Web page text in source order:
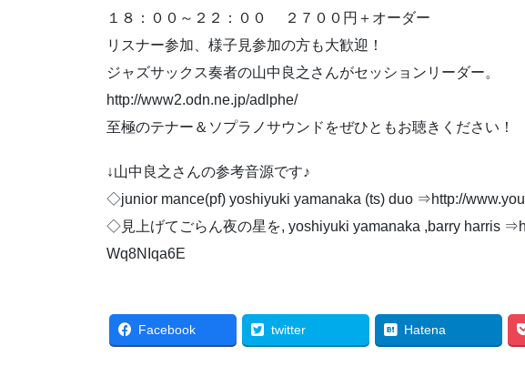
１８：００～２２：００ ２７００円＋オーダー
リスナー参加、様子見参加の方も大歓迎！
ジャズサックス奏者の山中良之さんがセッションリーダー。
http://www2.odn.ne.jp/adlphe/
至極のテナー＆ソプラノサウンドをぜひともお聴きください！
↓山中良之さんの参考音源です♪
◇junior mance(pf) yoshiyuki yamanaka (ts) duo ⇒http://
◇見上げてごらん夜の星を, yoshiyuki yamanaka ,barry harris
Wq8NIqa6E
Facebook twitter Hatena